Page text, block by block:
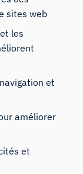
sites web
les
et
améliorer
et